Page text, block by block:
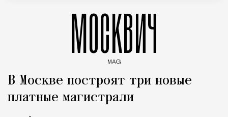
МОСКВИЧ
MAG
В Москве построят три новые
платные магистрали